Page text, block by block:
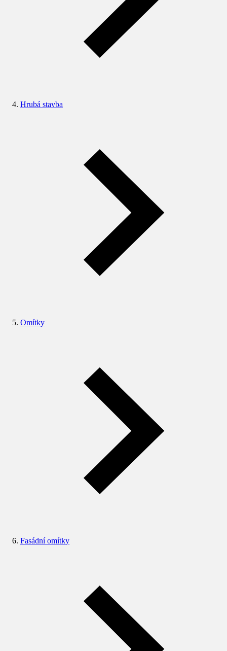
Hrubá stavba
Omítky
Fasádní omítky